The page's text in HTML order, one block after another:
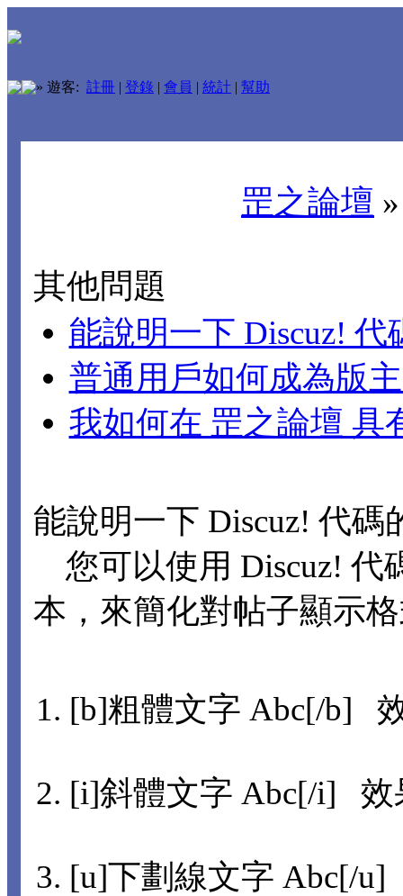
» 遊客: 註冊 | 登錄 | 會員 | 統計 | 幫助
罡之論壇
其他問題
能說明一下 Discuz! 代
普通用戶如何成為版
我如何在 罡之論壇 具
能說明一下 Discuz! 代碼
您可以使用 Discuz! 代
本，來簡化對帖子顯示
[b]粗體文字 Abc[/b]
[i]斜體文字 Abc[/i] 效
[u]下劃線文字 Abc[/